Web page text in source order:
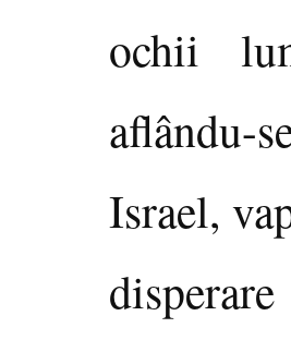
ochii
aflându-
Israel,